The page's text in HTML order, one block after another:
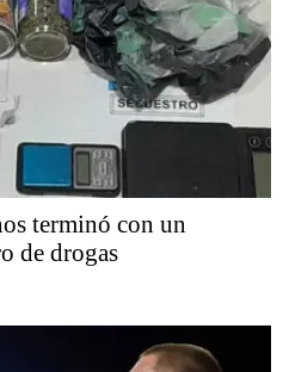
terminó con un
de drogas